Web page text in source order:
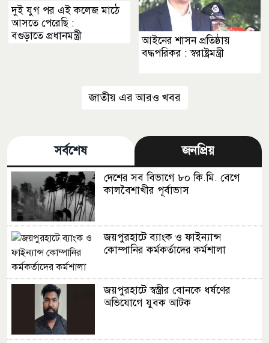
দুই যুগ পর এই কলেজ মাঠে
আসতে পেরেছি :
বগুড়াতে প্রধানমন্ত্রী
আইনের শাসন প্রতিষ্ঠায়
বদ্ধপরিকর : স্বরাষ্ট্রমন্ত্রী
জাতীয় এর আরও খবর
সর্বশেষ জনপ্রিয়
দেশের সব বিভাগে ৮০ কি.মি. বেগে
কালবৈশাখীর পূর্বাভাস
জয়পুরহাটে ব্যাংক ও ফাইন্যান্স
কোম্পানির কর্মকর্তাদের কর্মশালা
জয়পুরহাটে স্বস্ত্রীর বোনকে ধর্ষণের
অভিযোগে যুবক আটক